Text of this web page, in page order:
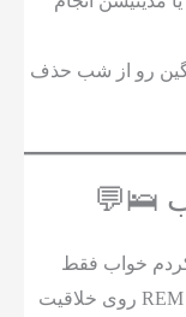
رو از شب حذف
🛌💬
خواب فقط
برای رفع خستگیه. اما وقتی فهمیدم خواب REM روی خلاقیت